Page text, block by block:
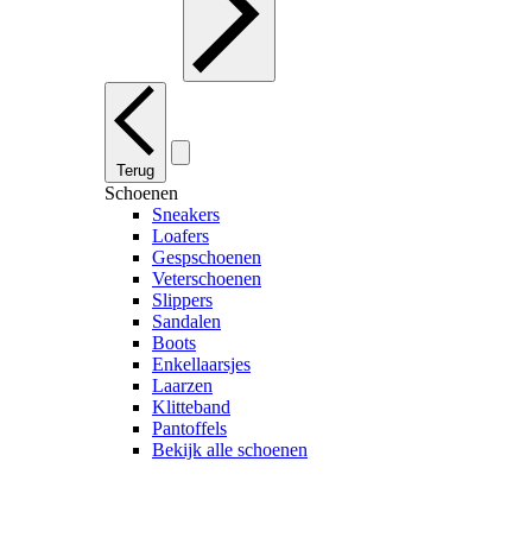
Terug
Schoenen
Sneakers
Loafers
Gespschoenen
Veterschoenen
Slippers
Sandalen
Boots
Enkellaarsjes
Laarzen
Klitteband
Pantoffels
Bekijk alle schoenen